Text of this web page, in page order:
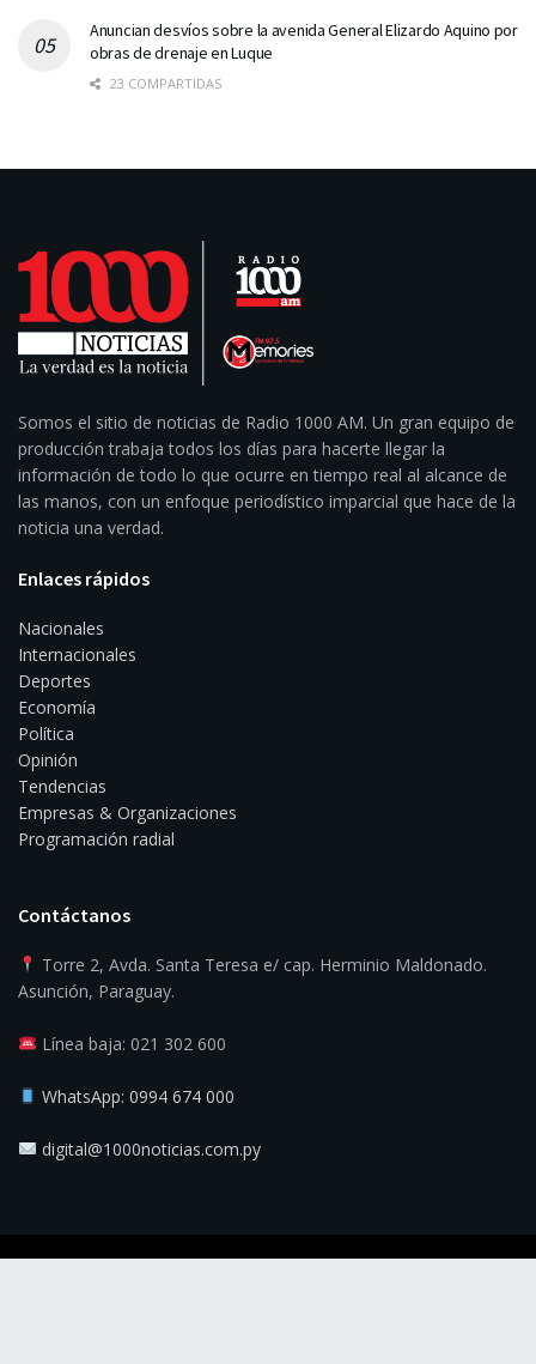
Anuncian desvíos sobre la avenida General Elizardo Aquino por
obras de drenaje en Luque
23 COMPARTIDAS
Somos el sitio de noticias de Radio 1000 AM. Un gran equipo de
producción trabaja todos los días para hacerte llegar la
información de todo lo que ocurre en tiempo real al alcance de
las manos, con un enfoque periodístico imparcial que hace de la
noticia una verdad.
Enlaces rápidos
Nacionales
Internacionales
Deportes
Economía
Política
Opinión
Tendencias
Empresas & Organizaciones
Programación radial
Contáctanos
Torre 2, Avda. Santa Teresa e/ cap. Herminio Maldonado.
Asunción, Paraguay.
Línea baja: 021 302 600
WhatsApp: 0994 674 000
digital@1000noticias.com.py